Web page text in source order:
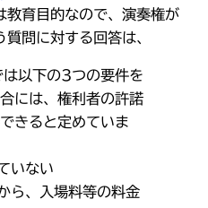
教育目的なので、演奏権が
問に対する回答は、
以下の3つの要件を
には、権利者の許諾
きると定めていま
いない
ら、入場料等の料金